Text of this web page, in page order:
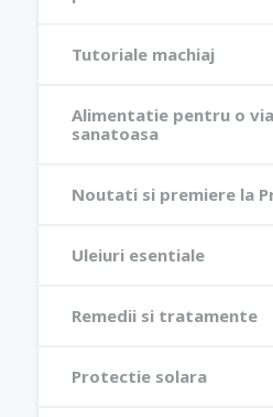
Tutoriale machiaj
Alimentatie pentru o
sanatoasa
Noutati si premiere la
Uleiuri esentiale
Remedii si tratamente
Protectie solara